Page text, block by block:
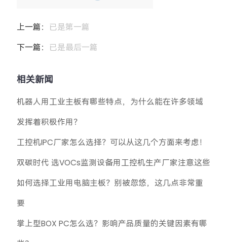
上一篇： 已是第一篇
下一篇： 已是最后一篇
相关新闻
机器人用工业主板有哪些特点，为什么能在许多领域
发挥着积极作用？
工控机IPC厂家怎么选择？可以从这几个方面来考虑！
双碳时代 选VOCs监测设备用工控机生产厂家注意这些
如何选择工业用电脑主板？别被忽悠，这几点非常重
要
掌上型BOX PC怎么选？影响产品质量的关键因素有哪